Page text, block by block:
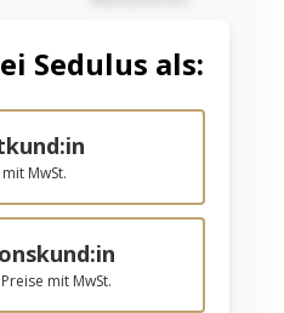
Sedulus als:
MwSt.
mit MwSt.
19er Stockmar
Buntstifte
37,00 €*